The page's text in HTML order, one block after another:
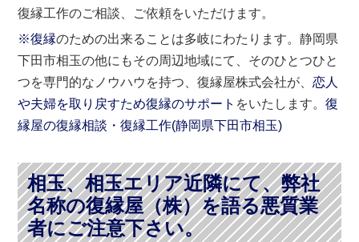
復縁工作のご相談、ご依頼をいただけます。
※復縁のための出来ることは多岐にわたります。静岡県
下田市相玉の他にもその周辺地域にて、そのひとつひと
つを専門的なノウハウを持つ、復縁屋株式会社が、恋人
や夫婦を取り戻すため復縁のサポート をいたします。復
縁屋の復縁相談・復縁工作(静岡県下田市相玉)
相玉、相玉エリア近隣にて、弊社
名称の復縁屋（株）を語る悪質業
者にご注意下さい。